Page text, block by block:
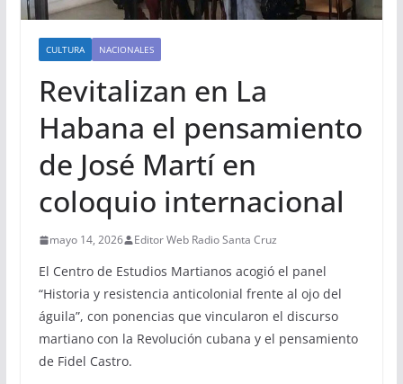
CULTURA NACIONALES
Revitalizan en La
Habana el pensamiento
de José Martí en
coloquio internacional
mayo 14, 2026 Editor Web Radio Santa Cruz
El Centro de Estudios Martianos acogió el panel
“Historia y resistencia anticolonial frente al ojo del
águila”, con ponencias que vincularon el discurso
martiano con la Revolución cubana y el pensamiento
de Fidel Castro.